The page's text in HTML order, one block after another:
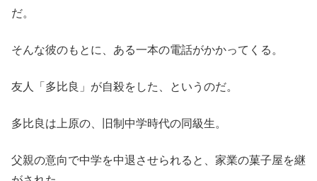
だ。
そんな彼のもとに、ある一本の電話がかかってくる。
友人「多比良」が自殺をした、というのだ。
多比良は上原の、旧制中学時代の同級生。
父親の意向で中学を中退させられると、家業の菓子屋を継